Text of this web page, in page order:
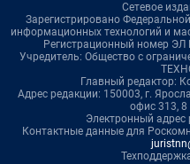
Сетевое
Зарегистрировано
информационных технологий и
Регистрационный номер
Учредитель: Общество с
Главный редактор:
Адрес редакции: 150003, г.
офис 313, 8
Электронный адрес
Контактные данные для